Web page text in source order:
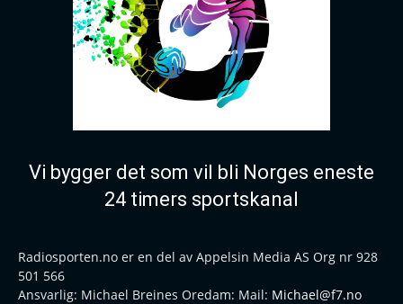
Vi bygger det som vil bli Norges eneste
24 timers sportskanal
Radiosporten.no er en del av Appelsin Media AS Org nr 928
501 566
Ansvarlig: Michael Breines Oredam: Mail: Michael@f7.no